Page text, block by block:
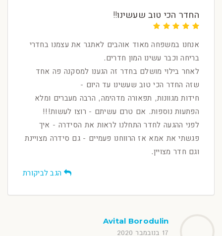
החדר הכי טוב שעשינו!!
אנחנו במשפחה מאוד אוהבים לאתגר את עצמנו בחדרי
בריחה וכבר עשינו המון חדרים.
לאחר בילוי מושלם בחדר זה הגענו למסקנה פה אחד
שזה החדר הכי טוב שעשינו עד היום -
חידות מגוונות, תפאורה מדהימה, הרבה מעברים ומלא
הפתעות נוספות. אם טרם עשיתם - רוצו לעשות!!!
לפני ההגעה לחדר התחלנו לראות את הסידרה - איך
פגשתי את אמא אז הרווחנו פעמיים - גם סידרה מצויינת
וגם חדר מצויין.
הגב לביקורת
Avital Borodulin
17 בנובמבר 2020